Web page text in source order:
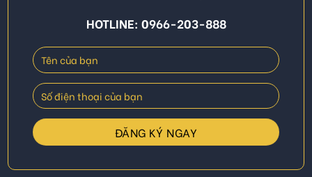
HOTLINE: 0966-203-888